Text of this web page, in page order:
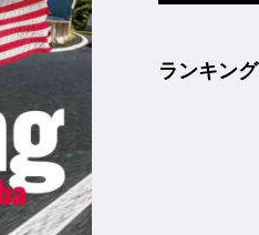
ランキング